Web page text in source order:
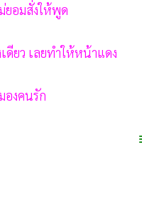
ยอมสั่งให้พูด
ยว เลยทําให้หน้าแดง
องคนรัก